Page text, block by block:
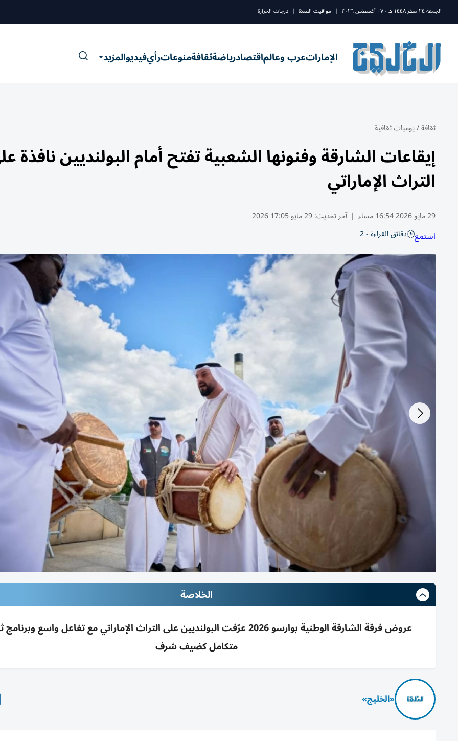
الجمعة ٢٤ صفر ١٤٤٨ ه - ٠٧ أغسطس ٢٠٢٦ | مواقيت الصلاة | درجات الحرارة
الإماراتعرب وعالماقتصادرياضةثقافةمنوعاترأيفيديوالمزيد
ثقافة/يوميات ثقافية
إيقاعات الشارقة وفنونها الشعبية تفتح أمام البولنديين نافذة
التراث الإماراتي
29 مايو 2026 16:54 مساء | آخر تحديث:29 مايو 17:05 2026
استمع دقائق القراءة - 2
الخلاصة
عروض فرقة الشارقة الوطنية بوارسو 2026 عرّفت البولنديين على التراث الإماراتي مع تفاعل واسع
متكامل كضيف شرف
«الخليج»